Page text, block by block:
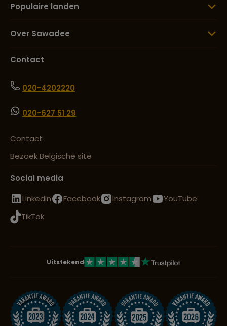
Populaire landen
Over Sawadee
Contact
020-4202220
020-627 51 29
Contact
Bezoek Belgische site
Social media
LinkedIn
Facebook Instagram
YouTube
TikTok
Uitstekend